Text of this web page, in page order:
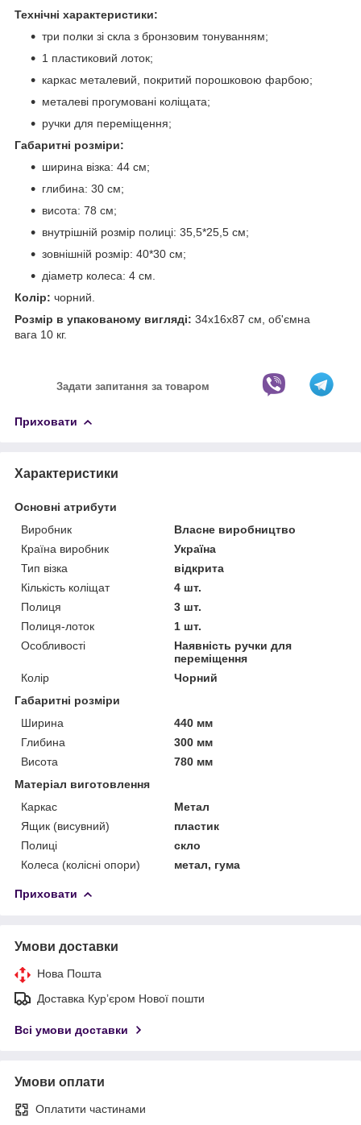
Технічні характеристики:
три полки зі скла з бронзовим тонуванням;
1 пластиковий лоток;
каркас металевий, покритий порошковою фарбою;
металеві прогумовані коліщата;
ручки для переміщення;
Габаритні розміри:
ширина візка: 44 см;
глибина: 30 см;
висота: 78 см;
внутрішній розмір полиці: 35,5*25,5 см;
зовнішній розмір: 40*30 см;
діаметр колеса: 4 см.
Колір: чорний.
Розмір в упакованому вигляді: 34х16х87 см, об'ємна
вага 10 кг.
Задати запитання за товаром
Приховати
Характеристики
Основні атрибути
Виробник
Власне виробництво
Країна виробник
Україна
Тип візка
відкрита
Кількість коліщат
4 шт.
Полиця
3 шт.
Полиця-лоток
1 шт.
Особливості
Наявність ручки для
переміщення
Колір
Чорний
Габаритні розміри
Ширина
440 мм
Глибина
300 мм
Висота
780 мм
Матеріал виготовлення
Каркас
Метал
Ящик (висувний)
пластик
Полиці
скло
Колеса (колісні опори)
метал, гума
Приховати
Умови доставки
Нова Пошта
Доставка Курʼєром Нової пошти
Всі умови доставки
Умови оплати
Оплатити частинами